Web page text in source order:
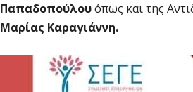
Παπαδοπούλουόπως και της
Μαρίας Καραγιάννη.